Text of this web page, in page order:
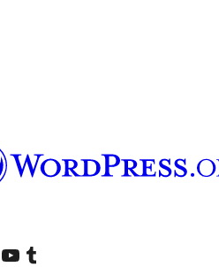
YouTube チャンネルへ Tumblr アカウントへ